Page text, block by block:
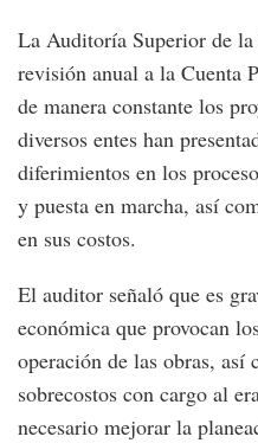
La Auditoría Superior de
revisión anual a la Cuenta
de manera constante los
diversos entes han
diferimientos en los
y puesta en marcha, así
en sus costos.
El auditor señaló que es
económica que provocan
operación de las obras, así
sobrecostos con cargo al
necesario mejorar la